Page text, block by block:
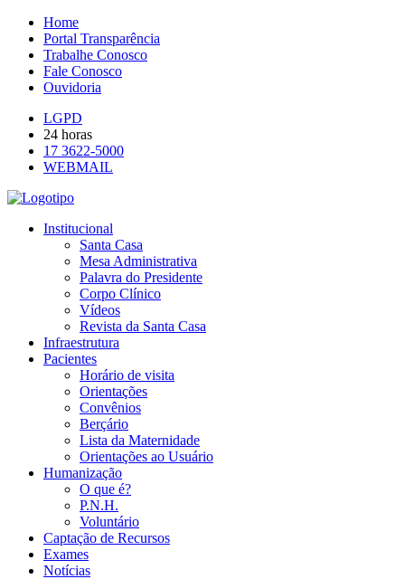
Home
Portal Transparência
Trabalhe Conosco
Fale Conosco
Ouvidoria
LGPD
24 horas
17 3622-5000
WEBMAIL
Institucional
Santa Casa
Mesa Administrativa
Palavra do Presidente
Corpo Clínico
Vídeos
Revista da Santa Casa
Infraestrutura
Pacientes
Horário de visita
Orientações
Convênios
Berçário
Lista da Maternidade
Orientações ao Usuário
Humanização
O que é?
P.N.H.
Voluntário
Captação de Recursos
Exames
Notícias